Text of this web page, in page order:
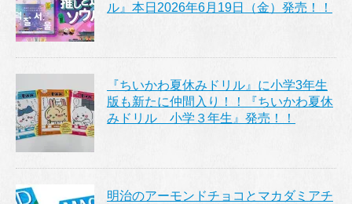
ル』本日2026年6月19日（金）発売！！
『ちいかわ夏休みドリル』に小学3年生
版も新たに仲間入り！！『ちいかわ夏休
みドリル 小学３年生』発売！！
明治のアーモンドチョコとマカダミアチ